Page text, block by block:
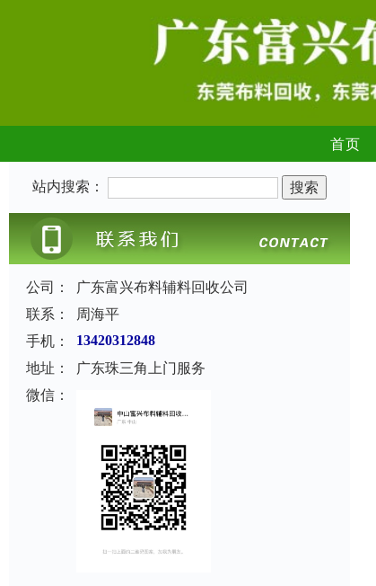
首页
站内搜索：
公司：
广东富兴布料辅料回收公司
联系：
周海平
手机：
13420312848
地址：
广东珠三角上门服务
微信：